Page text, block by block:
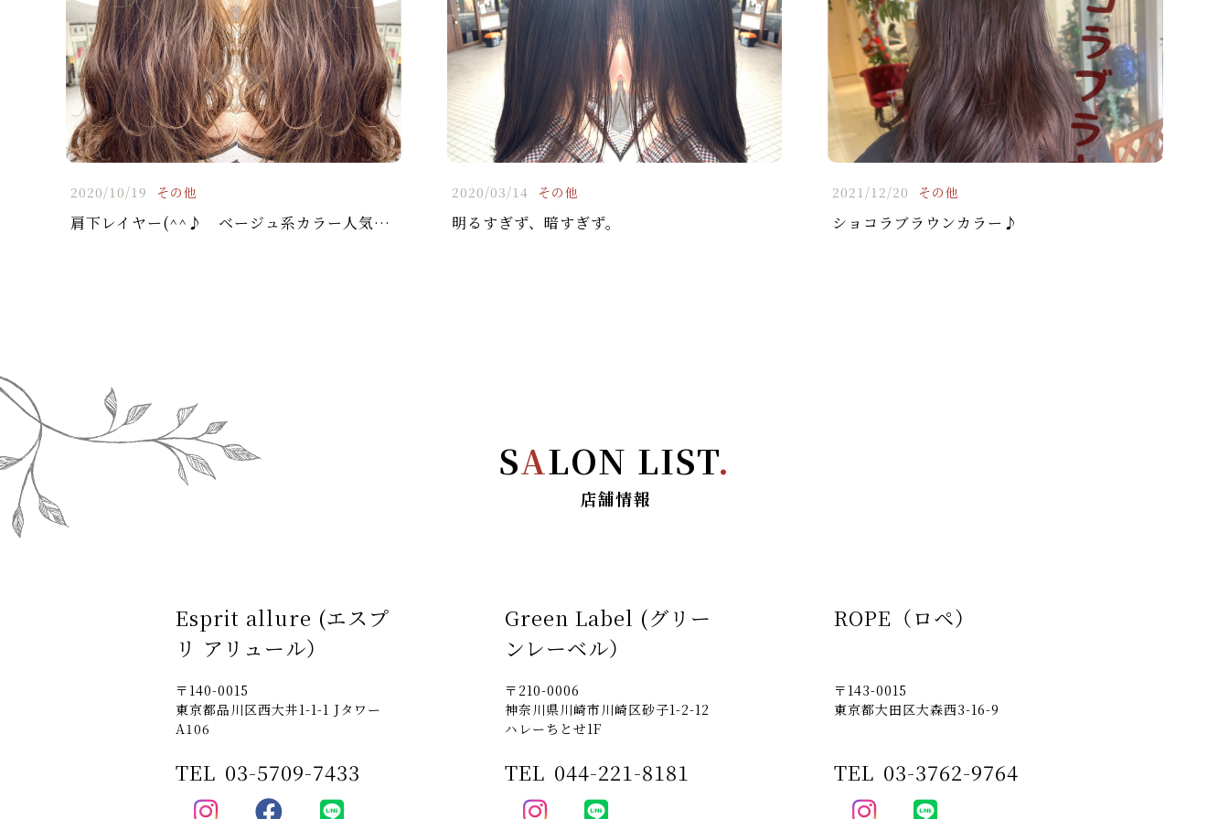
2020/10/19 その他
肩下レイヤー(^^♪ ベージュ系カラー人気ですよ♪
2020/03/14 その他
明るすぎず、暗すぎず。
2021/12/20 その他
ショコラブラウンカラー♪
SALON LIST.
店舗情報
Esprit allure (エスプ
リ アリュール）
〒140-0015
東京都品川区西大井1-1-1 Jタワー
A106
TEL 03-5709-7433
Green Label (グリー
ンレーベル）
〒210-0006
神奈川県川崎市川崎区砂子1-2-12
ハレーちとせ1F
TEL 044-221-8181
ROPE（ロペ）
〒143-0015
東京都大田区大森西3-16-9
TEL 03-3762-9764